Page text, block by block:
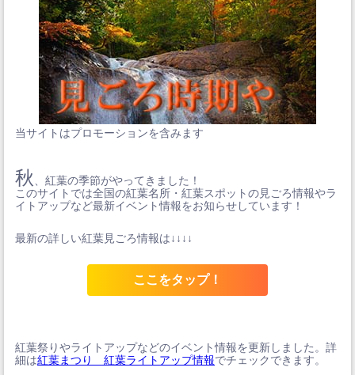
当サイトはプロモーションを含みます
秋
、紅葉の季節がやってきました！
このサイトでは全国の紅葉名所・紅葉スポットの見ごろ情報やラ
イトアップなど最新イベント情報をお知らせしています！
最新の詳しい紅葉見ごろ情報は↓↓↓↓
ここをタップ！
紅葉祭りやライトアップなどのイベント情報を更新しました。詳
細は紅葉まつり 紅葉ライトアップ情報でチェックできます。